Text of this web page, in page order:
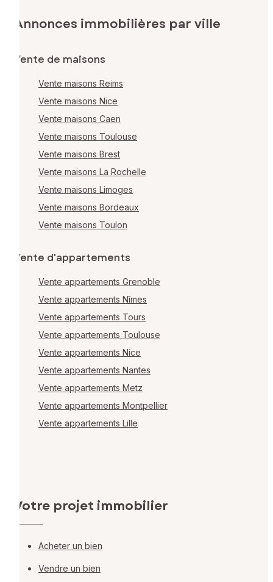
Annonces immobilières par ville
Vente de maisons
Vente maisons Reims
Vente maisons Nice
Vente maisons Caen
Vente maisons Toulouse
Vente maisons Brest
Vente maisons La Rochelle
Vente maisons Limoges
Vente maisons Bordeaux
Vente maisons Toulon
Vente d'appartements
Vente appartements Grenoble
Vente appartements Nîmes
Vente appartements Tours
Vente appartements Toulouse
Vente appartements Nice
Vente appartements Nantes
Vente appartements Metz
Vente appartements Montpellier
Vente appartements Lille
Votre projet immobilier
Acheter un bien
Vendre un bien